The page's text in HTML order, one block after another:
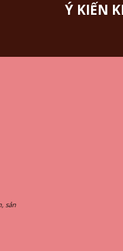
Ý KIẾN
Chú đã có dịp hợp